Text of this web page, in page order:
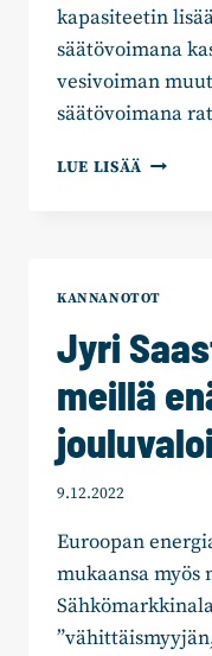
kapasiteetin
säätövoimana
vesivoiman
säätövoimana
LUE LISÄÄ JYRI
KANNANOTOT
Jyri
meillä
9.12.2022
Euroopan
mukaansa myös